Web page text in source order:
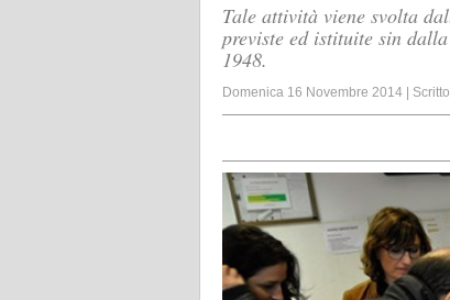
Tale attività viene svolta
previste ed istituite sin
1948.
Domenica 16 Novembre 2014 |